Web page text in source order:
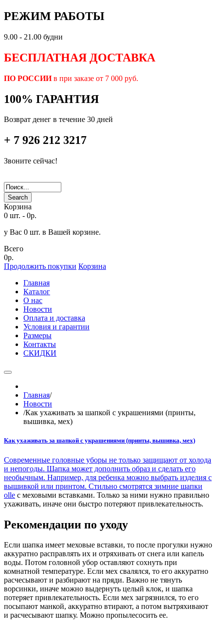
РЕЖИМ РАБОТЫ
9.00 - 21.00 будни
БЕСПЛАТНАЯ ДОСТАВКА
ПО РОССИИв при заказе от 7 000 руб.
100% ГАРАНТИЯ
Возврат денег в течение 30 дней
+ 7 926 212 3217
Звоните сейчас!
Search
Корзина
0 шт. - 0р.
у Вас 0 шт. в Вашей корзине.
Всего
0р.
Продолжить покупки Корзина
Главная
Каталог
О нас
Новости
Оплата и доставка
Условия и гарантии
Размеры
Контакты
СКИДКИ
Главная/
Новости
/Как ухаживать за шапкой с украшениями (принты,
вышивка, мех)
Как ухаживать за шапкой с украшениями (принты, вышивка, мех)
Современные головные уборы не только защищают от холода
и непогоды. Шапка может дополнить образ и сделать его
необычным. Например, для ребенка можно выбрать изделия с
вышивкой или принтом. Стильно смотрятся зимние шапки
olle с меховыми вставками. Только за ними нужно правильно
ухаживать, иначе они быстро потеряют привлекательность.
Рекомендации по уходу
Если шапка имеет меховые вставки, то после прогулки нужно
аккуратно расправлять их и отряхивать от снега или капель
воды. Потом головной убор оставляют сохнуть при
комнатной температуре. Если мех свалялся, то его аккуратно
расчесывают и разбирают на пряди. Важно не тянуть
ворсинки, иначе можно выдернуть целый клок, и шапка
потеряет привлекательность. Если мех загрязнился, то его
посыпают манкой, аккуратно втирают, а потом вытряхивают
и расчесывают шапку. Можно пропылесосить ее.